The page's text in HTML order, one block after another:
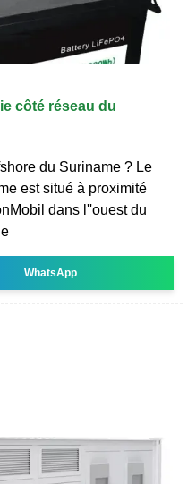
côté réseau du
du Suriname ? Le
est situé à proximité
dans l''ouest du
WhatsApp